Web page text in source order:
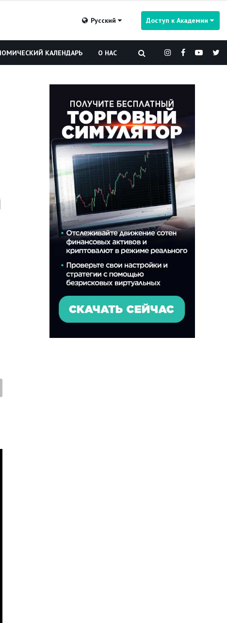
Русский Доступ к Академии
КАЛЕНДАРЬ О НАС